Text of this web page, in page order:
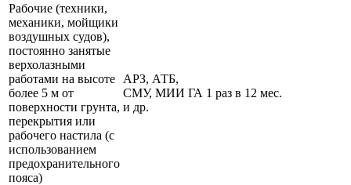
Рабочие (техники,
механики, мойщики
воздушных судов),
постоянно занятые
верхолазными
работами на высоте
более 5 м от
поверхности грунта,
перекрытия или
рабочего настила (с
использованием
предохранительного
пояса)
АРЗ, АТБ,
СМУ, МИИ ГА
и др.
1 раз в 12 мес.